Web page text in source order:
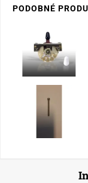
PODOBNÉ